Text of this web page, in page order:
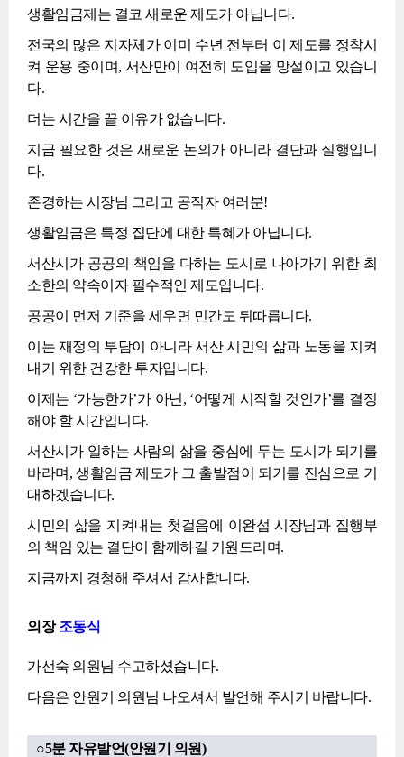
생활임금제는 결코 새로운 제도가 아닙니다.
전국의 많은 지자체가 이미 수년 전부터 이 제도를 정착시
켜 운용 중이며, 서산만이 여전히 도입을 망설이고 있습니
다.
더는 시간을 끌 이유가 없습니다.
지금 필요한 것은 새로운 논의가 아니라 결단과 실행입니
다.
존경하는 시장님 그리고 공직자 여러분!
생활임금은 특정 집단에 대한 특혜가 아닙니다.
서산시가 공공의 책임을 다하는 도시로 나아가기 위한 최
소한의 약속이자 필수적인 제도입니다.
공공이 먼저 기준을 세우면 민간도 뒤따릅니다.
이는 재정의 부담이 아니라 서산 시민의 삶과 노동을 지켜
내기 위한 건강한 투자입니다.
이제는 ‘가능한가’가 아닌, ‘어떻게 시작할 것인가’를 결정
해야 할 시간입니다.
서산시가 일하는 사람의 삶을 중심에 두는 도시가 되기를
바라며, 생활임금 제도가 그 출발점이 되기를 진심으로 기
대하겠습니다.
시민의 삶을 지켜내는 첫걸음에 이완섭 시장님과 집행부
의 책임 있는 결단이 함께하길 기원드리며.
지금까지 경청해 주셔서 감사합니다.
의장조동식
가선숙 의원님 수고하셨습니다.
다음은 안원기 의원님 나오셔서 발언해 주시기 바랍니다.
○5분 자유발언(안원기 의원)